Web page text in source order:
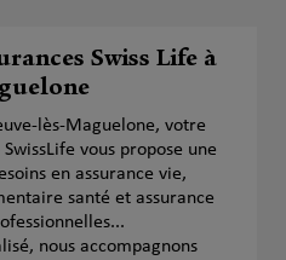
Swiss Life à
lès-Maguelone, votre
vous propose une
en assurance vie,
santé et assurance
nous accompagnons